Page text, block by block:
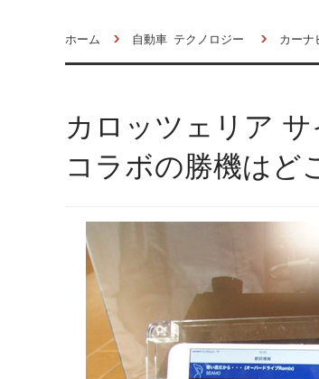
ホーム 自動車 テクノロジー カーナ
カロッツェリア
コラボの勝機はど